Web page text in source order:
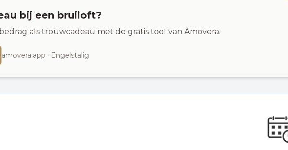
bij een bruiloft?
als trouwcadeau met de gratis tool van Amovera.
amovera.app · Engelstalig